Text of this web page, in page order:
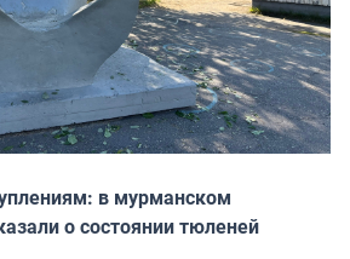
в мурманском
о состоянии тюленей